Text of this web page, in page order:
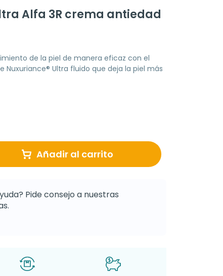
Alfa 3R crema antiedad
de la piel de manera eficaz con el
Ultra fluido que deja la piel más
Añadir al carrito
Pide consejo a nuestras